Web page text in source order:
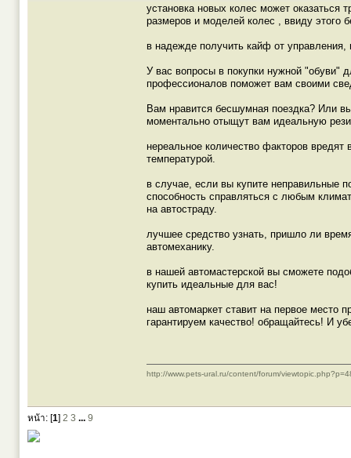
установка новых колес может оказаться
размеров и моделей колес , ввиду этого
в надежде получить кайф от
У вас вопросы в покупки нужной
профессионалов поможет вам своими
Вам нравится бесшумная поездка? Или
моментально отыщут вам идеальную
нереальное количество факторов
температурой.
в случае, если вы купите неправильные
способность справляться с любым
на автостраду.
лучшее средство узнать, пришло ли
автомеханику.
в нашей автомастерской вы сможете
купить идеальные для вас!
наш автомаркет ставит на первое место
гарантируем качество! обращайтесь! И
http://www.pets-ural.ru/content/forum/
หน้า: [1] 2 3 ... 9